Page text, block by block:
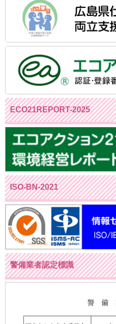
ECO21REPORT-2025
ISO-BN-2021
警備業者認定標識